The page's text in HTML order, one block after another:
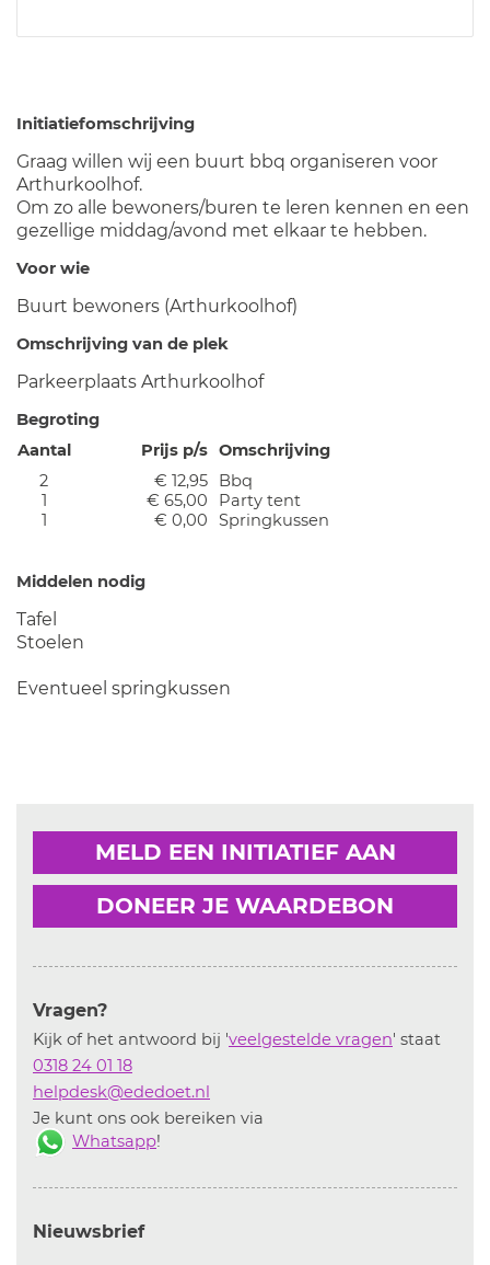
Initiatiefomschrijving
Graag willen wij een buurt bbq organiseren voor
Arthurkoolhof.
Om zo alle bewoners/buren te leren kennen en een
gezellige middag/avond met elkaar te hebben.
Voor wie
Buurt bewoners (Arthurkoolhof)
Omschrijving van de plek
Parkeerplaats Arthurkoolhof
Begroting
Aantal
Prijs p/s Omschrijving
2
€ 12,95
Bbq
1
€ 65,00
Party tent
1
€ 0,00 Springkussen
Middelen nodig
Tafel
Stoelen
Eventueel springkussen
MELD EEN INITIATIEF AAN
DONEER JE WAARDEBON
Vragen?
Kijk of het antwoord bij 'veelgestelde vragen' staat
0318 24 01 18
helpdesk@ededoet.nl
Je kunt ons ook bereiken via
Whatsapp!
Nieuwsbrief